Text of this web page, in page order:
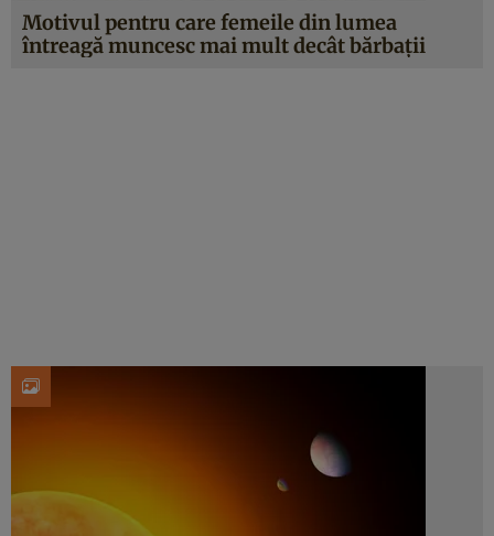
Motivul pentru care femeile din lumea
întreagă muncesc mai mult decât bărbații